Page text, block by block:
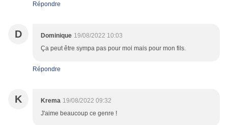
Répondre
D Dominique 19/08/2022 10:03
Ça peut être sympa pas pour moi mais pour mon fils.
Répondre
K Krema 19/08/2022 09:32
J'aime beaucoup ce genre !